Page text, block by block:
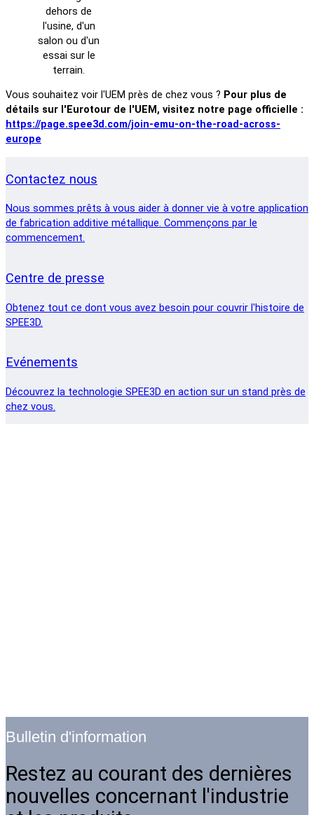
dehors de
l'usine, d'un
salon ou d'un
essai sur le
terrain.
Vous souhaitez voir l'UEM près de chez vous ? Pour plus de
détails sur l'Eurotour de l'UEM, visitez notre page officielle :
https://page.spee3d.com/join-emu-on-the-road-across-
europe
Contactez nous
Nous sommes prêts à vous aider à donner vie à votre application
de fabrication additive métallique. Commençons par le
commencement.
Centre de presse
Obtenez tout ce dont vous avez besoin pour couvrir l'histoire de
SPEE3D.
Evénements
Découvrez la technologie SPEE3D en action sur un stand près de
chez vous.
Bulletin d'information
Restez au courant des dernières
nouvelles concernant l'industrie